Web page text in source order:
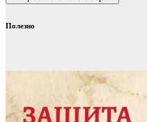
Полезно